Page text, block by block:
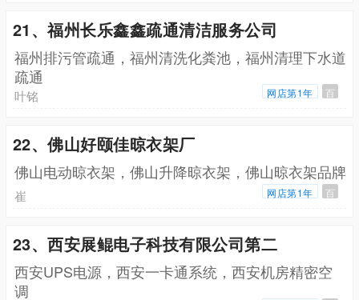
21、福州长乐鑫鑫疏通清洁服务公司
福州排污管疏通，福州清洗化粪池，福州清理下水道
疏通
叶铭 网店第1年 百
22、佛山好颐佳晾衣架厂
佛山电动晾衣架，佛山升降晾衣架，佛山晾衣架品牌
崔 网店第1年 百
23、西安展鲲电子科技有限公司第二
西安UPS电源，西安一卡通系统，西安机房精密空
调